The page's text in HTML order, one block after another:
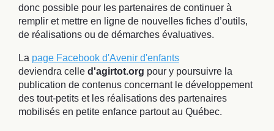
donc possible pour les partenaires de continuer à
remplir et mettre en ligne de nouvelles fiches d’outils,
de réalisations ou de démarches évaluatives.
La page Facebook d'Avenir d'enfants
deviendra celle d'agirtot.org pour y poursuivre la
publication de contenus concernant le développement
des tout-petits et les réalisations des partenaires
mobilisés en petite enfance partout au Québec.